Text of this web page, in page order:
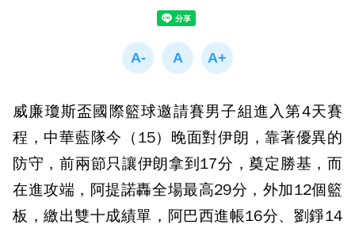
威廉瓊斯盃國際籃球邀請賽男子組進入第4天賽
程，中華藍隊今（15）晚面對伊朗，靠著優異的
防守，前兩節只讓伊朗拿到17分，奠定勝基，而
在進攻端，阿提諾轟全場最高29分，外加12個籃
板，繳出雙十成績單，阿巴西進帳16分、劉錚14